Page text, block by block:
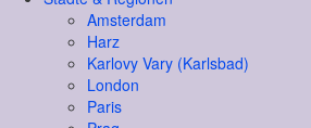
Amsterdam
Harz
Karlovy Vary (Karlsbad)
London
Paris